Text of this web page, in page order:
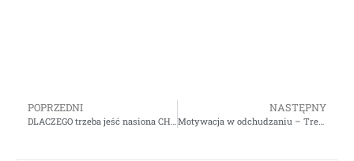
POPRZEDNI NASTĘPNY
Motywacja w odchudzaniu – Trening dla Ciebie – VIDEO